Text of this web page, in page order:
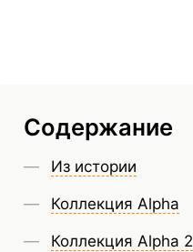
Содержание
Из истории
Коллекция Alpha
Коллекция Alpha 2